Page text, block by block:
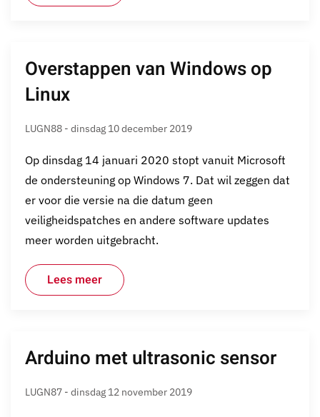
Overstappen van Windows op
Linux
LUGN88 - dinsdag 10 december 2019
Op dinsdag 14 januari 2020 stopt vanuit Microsoft
de ondersteuning op Windows 7. Dat wil zeggen dat
er voor die versie na die datum geen
veiligheidspatches en andere software updates
meer worden uitgebracht.
Lees meer
Arduino met ultrasonic sensor
LUGN87 - dinsdag 12 november 2019